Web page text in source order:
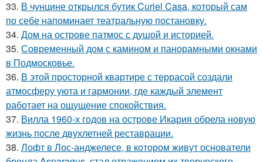
33. В чунцине открылся бутик Curiel Casa, который сам
по себе напоминает театральную постановку.
34. Дом на острове патмос с душой и историей.
35. Современный дом с камином и панорамными окнами
в Подмосковье.
36. В этой просторной квартире с террасой создали
атмосферу уюта и гармонии, где каждый элемент
работает на ощущение спокойствия.
37. Вилла 1960-х годов на острове Икария обрела новую
жизнь после двухлетней реставрации.
38. Лофт в Лос-анджелесе, в котором живут основатели